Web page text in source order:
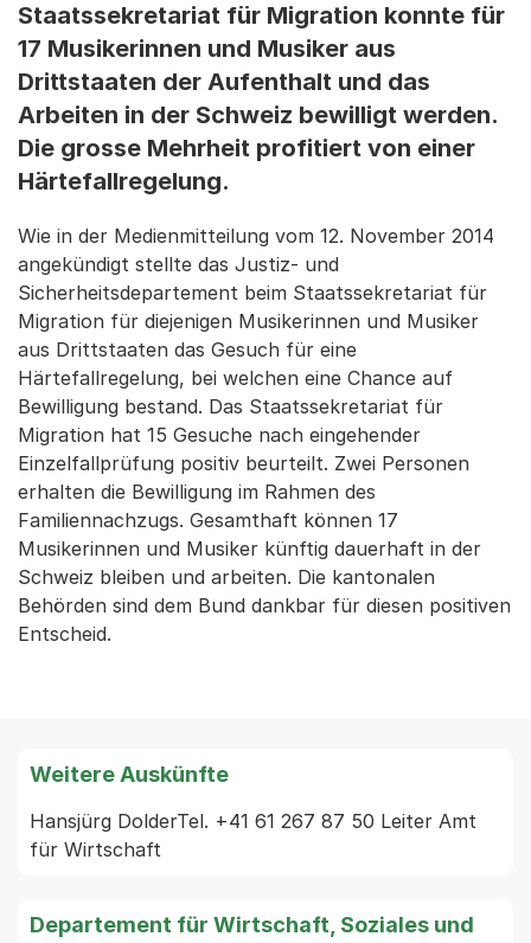
Staatssekretariat für Migration konnte für
17 Musikerinnen und Musiker aus
Drittstaaten der Aufenthalt und das
Arbeiten in der Schweiz bewilligt werden.
Die grosse Mehrheit profitiert von einer
Härtefallregelung.
Wie in der Medienmitteilung vom 12. November 2014
angekündigt stellte das Justiz- und
Sicherheitsdepartement beim Staatssekretariat für
Migration für diejenigen Musikerinnen und Musiker
aus Drittstaaten das Gesuch für eine
Härtefallregelung, bei welchen eine Chance auf
Bewilligung bestand. Das Staatssekretariat für
Migration hat 15 Gesuche nach eingehender
Einzelfallprüfung positiv beurteilt. Zwei Personen
erhalten die Bewilligung im Rahmen des
Familiennachzugs. Gesamthaft können 17
Musikerinnen und Musiker künftig dauerhaft in der
Schweiz bleiben und arbeiten. Die kantonalen
Behörden sind dem Bund dankbar für diesen positiven
Entscheid.
Weitere Auskünfte
Hansjürg DolderTel. +41 61 267 87 50 Leiter Amt
für Wirtschaft
Departement für Wirtschaft, Soziales und